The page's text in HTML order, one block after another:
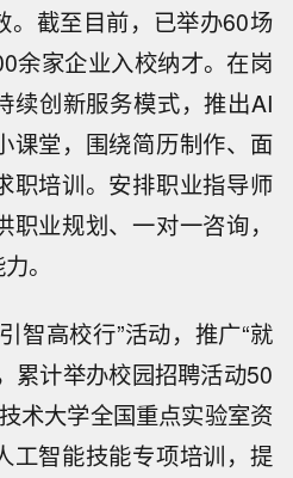
。截至目前，已举办60场
余家企业入校纳才。在岗
续创新服务模式，推出AI
课堂，围绕简历制作、面
职培训。安排职业指导师
业规划、一对一咨询，
。
智高校行”活动，推广“就
累计举办校园招聘活动50
术大学全国重点实验室资
工智能技能专项培训，提